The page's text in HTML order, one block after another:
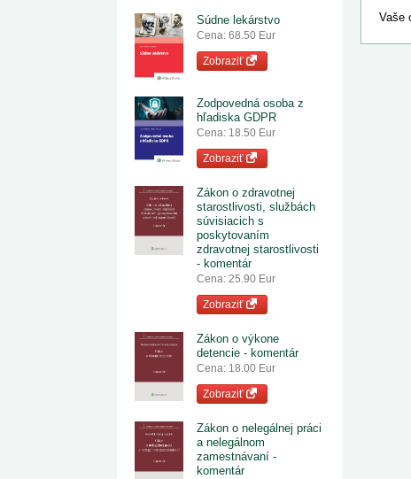
Vaše
Súdne lekárstvo
Cena: 68.50 Eur
Zobraziť
Zodpovedná osoba z
hľadiska GDPR
Cena: 18.50 Eur
Zobraziť
Zákon o zdravotnej
starostlivosti, službách
súvisiacich s
poskytovaním
zdravotnej starostlivosti
- komentár
Cena: 25.90 Eur
Zobraziť
Zákon o výkone
detencie - komentár
Cena: 18.00 Eur
Zobraziť
Zákon o nelegálnej práci
a nelegálnom
zamestnávaní -
komentár